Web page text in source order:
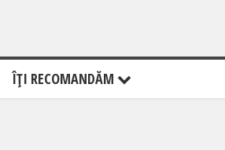
ÎŢI RECOMANDĂM